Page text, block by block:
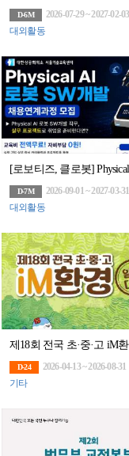
D-6M
2026-07-29 ~ 2027-02-03
대외활동
D-7M
2026-09-01 ~ 2027-03-31
대외활동
D-24
2026-04-13 ~ 2026-08-31
기타